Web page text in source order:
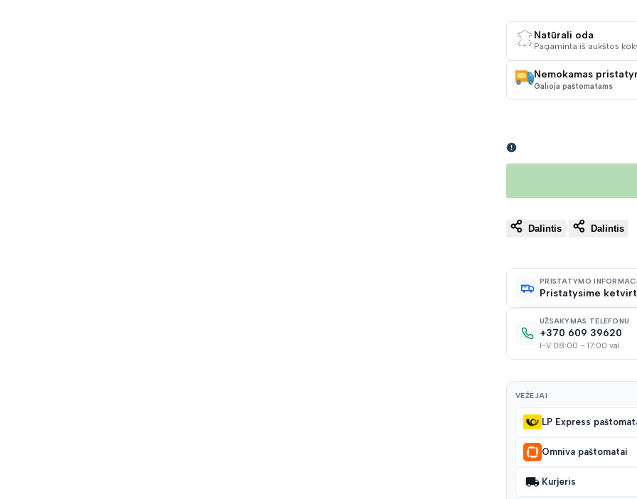
Natūrali oda
Pagaminta iš aukštos
Nemokamas
Galioja paštomatams
Dalintis Dalintis
PRISTATYMO
Pristatysime
UŽSAKYMAS TELEFONU
+370 609 39620
I-V 08:00 – 17:00 val.
VEŽĖJAI
LP Express
Omniva paštomatai
Kurjeris